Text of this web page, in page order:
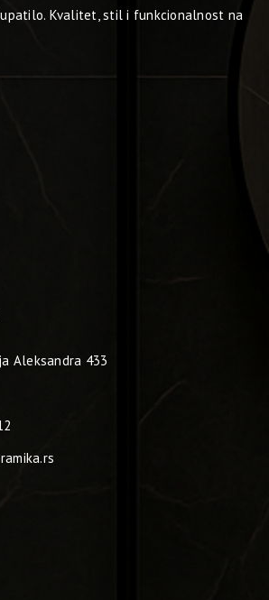
Kvalitet, stil i funkcionalnost na
Aleksandra 433